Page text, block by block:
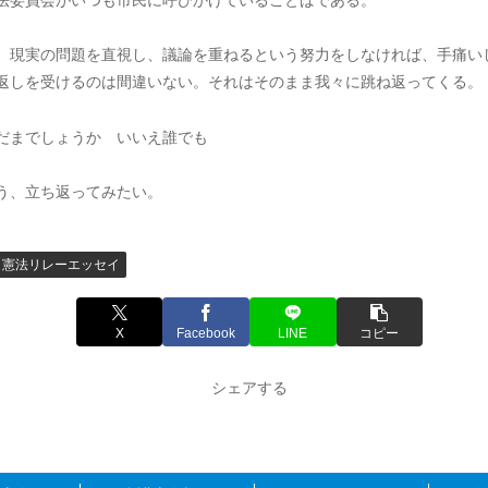
現実の問題を直視し、議論を重ねるという努力をしなければ、手痛い
しを受けるのは間違いない。それはそのまま我々に跳ね返ってくる。
までしょうか いいえ誰でも
、立ち返ってみたい。
憲法リレーエッセイ
X Facebook LINE コピー
シェアする